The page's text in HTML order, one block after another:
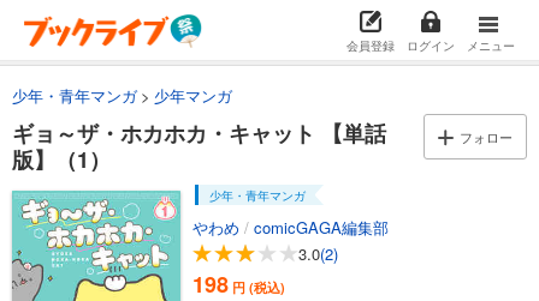
会員登録 ログイン メニュー
少年・青年マンガ 少年マンガ
ギョ～ザ・ホカホカ・キャット 【単話
版】（1）
フォロー
少年・青年マンガ
やわめ / comicGAGA編集部
3.0(2)
198 円 (税込)